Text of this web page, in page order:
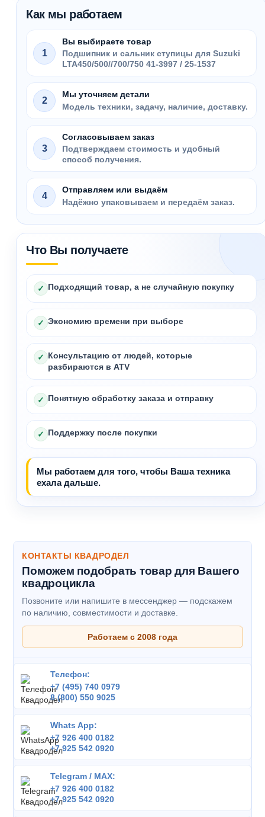
Как мы работаем
1
Вы выбираете товар
Подшипник и сальник ступицы для Suzuki
LTA450/500//700/750 41-3997 / 25-1537
2
Мы уточняем детали
Модель техники, задачу, наличие, доставку.
3
Согласовываем заказ
Подтверждаем стоимость и удобный
способ получения.
4
Отправляем или выдаём
Надёжно упаковываем и передаём заказ.
Что Вы получаете
✓ Подходящий товар, а не случайную покупку
✓ Экономию времени при выборе
✓ Консультацию от людей, которые
разбираются в ATV
✓ Понятную обработку заказа и отправку
✓ Поддержку после покупки
Мы работаем для того, чтобы Ваша техника
ехала дальше.
КОНТАКТЫ КВАДРОДЕЛ
Поможем подобрать товар для Вашего
квадроцикла
Позвоните или напишите в мессенджер — подскажем
по наличию, совместимости и доставке.
Работаем с 2008 года
Телефон:
+7 (495) 740 0979
8 (800) 550 9025
Whats App:
+7 926 400 0182
+7 925 542 0920
Telegram / MAX:
+7 926 400 0182
+7 925 542 0920